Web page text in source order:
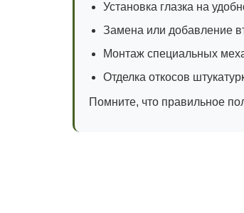
Установка глазка на
Замена или добавление
Монтаж специальных
Отделка откосов
Помните, что правильное